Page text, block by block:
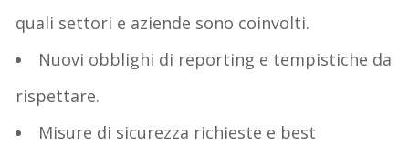
quali settori e aziende sono coinvolti.
Nuovi obblighi di reporting e tempistiche da
rispettare.
Misure di sicurezza richieste e best